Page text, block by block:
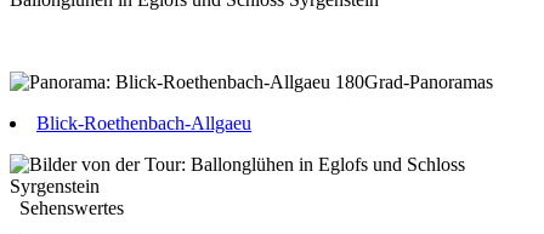
180Grad-Panoramas
Blick-Roethenbach-Allgaeu
Sehenswertes